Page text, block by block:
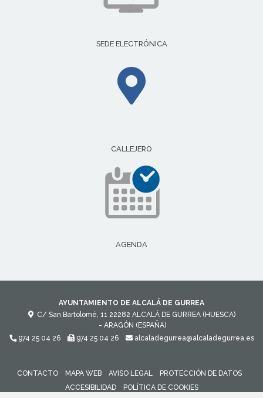
SEDE ELECTRÓNICA
CALLEJERO
AGENDA
AYUNTAMIENTO DE ALCALÁ DE GURREA
C/ San Bartolomé, 11 22282 ALCALÁ DE GURREA (HUESCA)
- ARAGÓN (ESPAÑA)
974 25 04 26
974 25 04 26 alcaladegurrea@alcaladegurrea.es
CONTACTO MAPA WEB AVISO LEGAL
PROTECCIÓN DE DATOS
ACCESIBILIDAD
POLÍTICA DE COOKIES